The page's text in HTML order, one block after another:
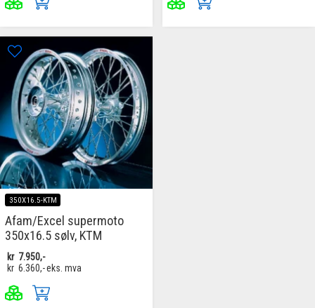
350X16.5-KTM
Afam/Excel supermoto
350x16.5 sølv, KTM
kr 7.950,-
kr 6.360,-eks. mva